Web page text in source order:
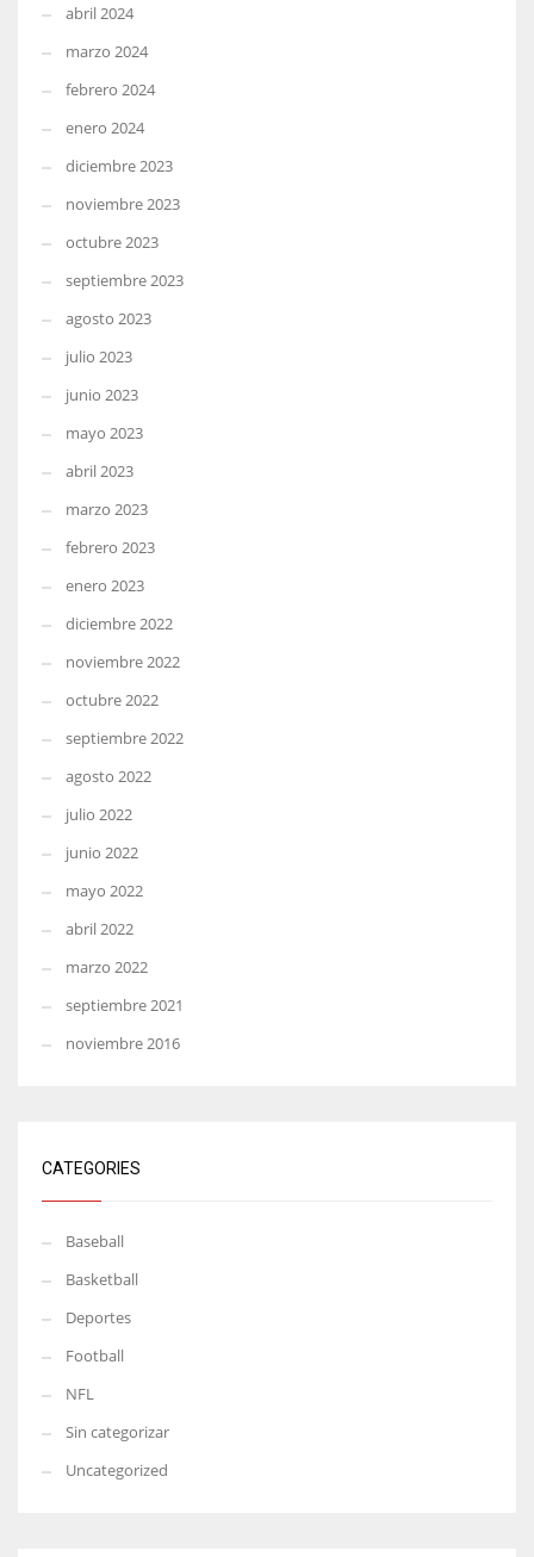
abril 2024
marzo 2024
febrero 2024
enero 2024
diciembre 2023
noviembre 2023
octubre 2023
septiembre 2023
agosto 2023
julio 2023
junio 2023
mayo 2023
abril 2023
marzo 2023
febrero 2023
enero 2023
diciembre 2022
noviembre 2022
octubre 2022
septiembre 2022
agosto 2022
julio 2022
junio 2022
mayo 2022
abril 2022
marzo 2022
septiembre 2021
noviembre 2016
CATEGORIES
Baseball
Basketball
Deportes
Football
NFL
Sin categorizar
Uncategorized